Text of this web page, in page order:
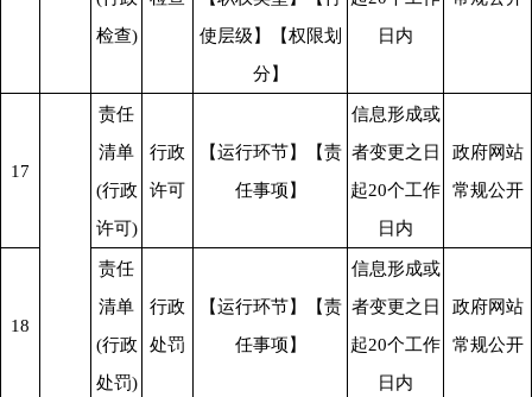
检查)
使层级】【权限划
分】
日内
17
责任
清单
(行政
许可)
行政
许可
【运行环节】【责
任事项】
信息形成或
者变更之日
起20个工作
日内
政府网站
常规公开
18
责任
清单
(行政
处罚)
行政
处罚
【运行环节】【责
任事项】
信息形成或
者变更之日
起20个工作
日内
政府网站
常规公开